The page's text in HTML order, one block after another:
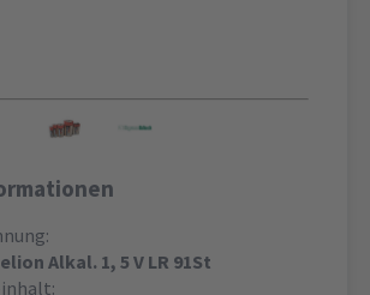
Alkal. 1, 5 V LR 91St